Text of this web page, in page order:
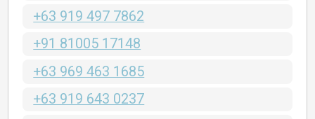
+63 919 497 7862
+91 81005 17148
+63 969 463 1685
+63 919 643 0237